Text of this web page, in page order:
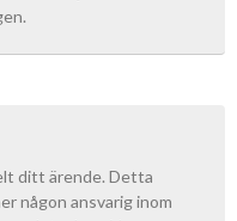
ditt ärende. Detta
någon ansvarig inom